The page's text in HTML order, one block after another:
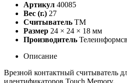
Артикул 40085
Вес (г.) 27
Считыватель TM
Размер 24 × 24 × 18 мм
Производитель
Описание
Врезной контактный считыватель